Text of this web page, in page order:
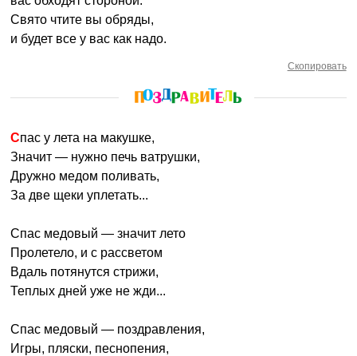
Свято чтите вы обряды,
и будет все у вас как надо.
Скопировать
Спас у лета на макушке,
Значит — нужно печь ватрушки,
Дружно медом поливать,
За две щеки уплетать...
Спас медовый — значит лето
Пролетело, и с рассветом
Вдаль потянутся стрижи,
Теплых дней уже не жди...
Спас медовый — поздравления,
Игры, пляски, песнопения,